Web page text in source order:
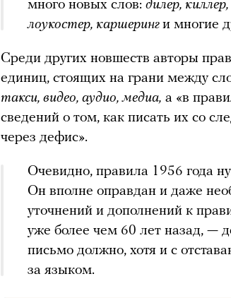
много новых слов: дилер,
лоукостер, каршеринг и многие
Среди других новшеств авторы
единиц, стоящих на грани между
такси, видео, аудио, медиа, а «в
сведений о том, как писать их со
через дефис».
Очевидно, правила 1956 года
Он вполне оправдан и даже
уточнений и дополнений к
уже более чем 60 лет назад, —
письмо должно, хотя и с
за языком.